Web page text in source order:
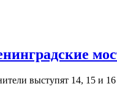
выступят 14, 15 и 16